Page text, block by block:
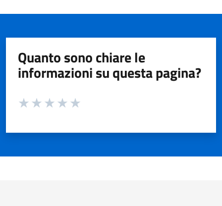
Quanto sono chiare le
informazioni su questa pagina?
Valuta da 1 a 5 stelle la pagina